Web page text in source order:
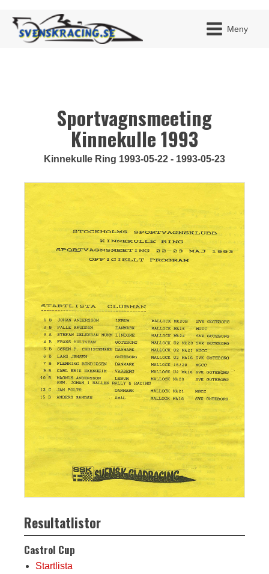
Meny
Sportvagnsmeeting
Kinnekulle 1993
Kinnekulle Ring 1993-05-22 - 1993-05-23
Resultatlistor
Castrol Cup
Startlista